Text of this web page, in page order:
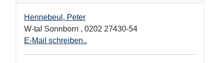
Hennebeul, Peter
W-tal Sonnborn , 0202 27430-54
E-Mail schreiben..